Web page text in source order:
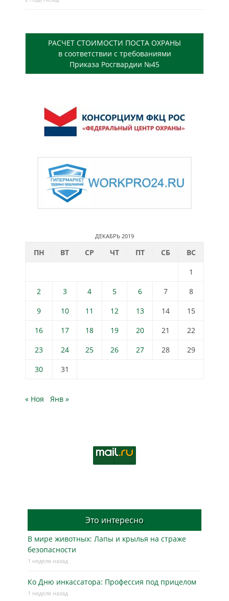
РАСЧЕТ СТОИМОСТИ ПОСТА ОХРАНЫ
в соответствии с требованиями
Приказа Росгвардии №45
ДЕКАБРЬ 2019
ПН ВТ СР ЧТ ПТ СБ
ВС
1
2
3 4 5 6 7
8
9
10 11 12 13 14
15
16
17 18 19 20 21
22
23
24 25 26 27 28
29
30
31
« Ноя Янв »
Это интересно
В мире животных: Лапы и крылья на страже
безопасности
1 неделя назад
Ко Дню инкассатора: Профессия под прицелом
1 неделя назад